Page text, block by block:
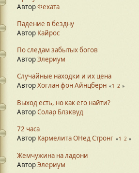
АвторФехата
Падение в бездну
Автор Кайрос
По следам забытых богов
АвторЭлериум
Случайные находки и их цена
АвторХоглан фон Айнцберн 1 2
Выход есть, но как его найти?
АвторСолар Блэквуд
72 часа
Автор Кармелита ОНед Стронг 1 2
Жемчужина на ладони
АвторЭлериум